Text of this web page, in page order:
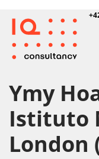
Ymy
Istituto
London